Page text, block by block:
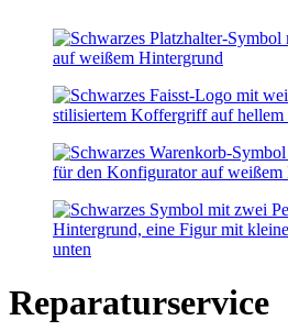
Reparaturservice